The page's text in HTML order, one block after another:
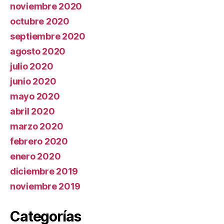
noviembre 2020
octubre 2020
septiembre 2020
agosto 2020
julio 2020
junio 2020
mayo 2020
abril 2020
marzo 2020
febrero 2020
enero 2020
diciembre 2019
noviembre 2019
Categorías